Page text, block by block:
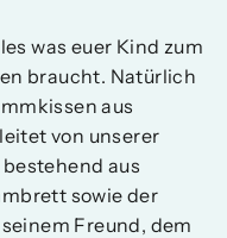
was euer Kind zum
braucht. Natürlich
aus
von unserer
aus
sowie der
Freund, dem